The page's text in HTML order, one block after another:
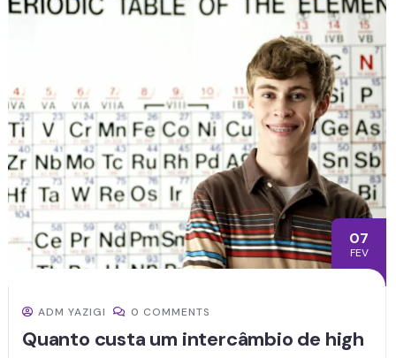
07
FEV
ADM YAZIGI 0 COMMENTS
Quanto custa um intercâmbio de high